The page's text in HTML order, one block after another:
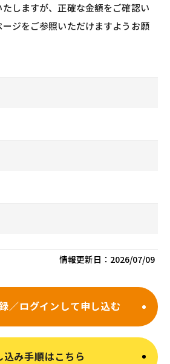
しますが、正確な金額をご確認い
ジをご参照いただけますようお願
情報更新日： 2026/07/09
／ログインして申し込む
込み手順はこちら